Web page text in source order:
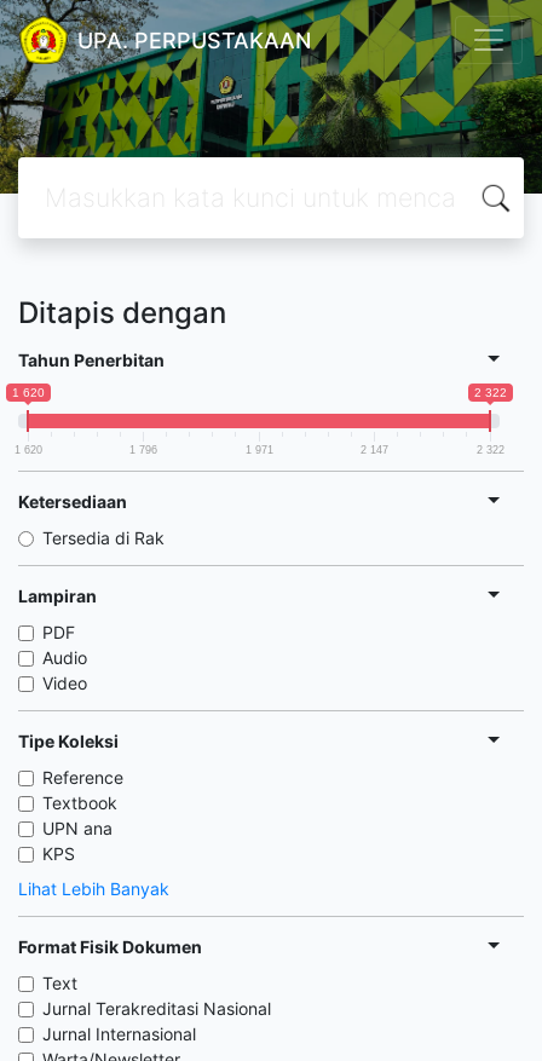
UPA. PERPUSTAKAAN
Ditapis dengan
Tahun Penerbitan
1 620 2 322
1 620 1 796 1 971 2 147 2 322
Ketersediaan
Tersedia di Rak
Lampiran
PDF
Audio
Video
Tipe Koleksi
Reference
Textbook
UPN ana
KPS
Lihat Lebih Banyak
Format Fisik Dokumen
Text
Jurnal Terakreditasi Nasional
Jurnal Internasional